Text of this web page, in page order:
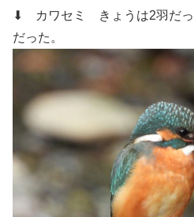
⬇ カワセミ
きょうは2羽だ
だった。